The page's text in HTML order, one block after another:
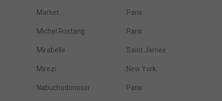
Market Paris
Michel Rostang Paris
Mirabelle Saint James
Mirezi New York
Nabuchodonosor Paris